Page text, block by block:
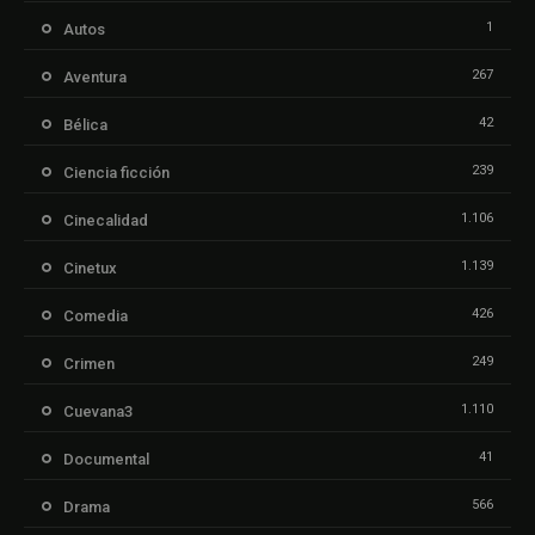
Autos 1
Aventura 267
Bélica 42
Ciencia ficción 239
Cinecalidad 1.106
Cinetux 1.139
Comedia 426
Crimen 249
Cuevana3 1.110
Documental 41
Drama 566